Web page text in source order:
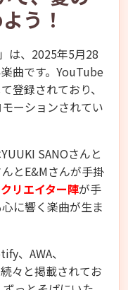
う！
は、2025年5月28
曲です。YouTube
登録されており、
ーションされてい
SANOさんと
とE&Mさんが手掛
リエイター陣が手
に響く楽曲が生ま
、AWA、
々と掲載されてお